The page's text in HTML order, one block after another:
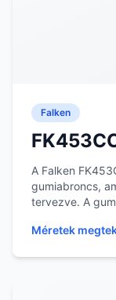
Falken
A Falken
gumiabroncs,
tervezve. A
Méretek